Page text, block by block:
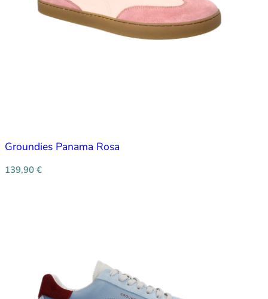
Groundies Panama Rosa
139,90 €